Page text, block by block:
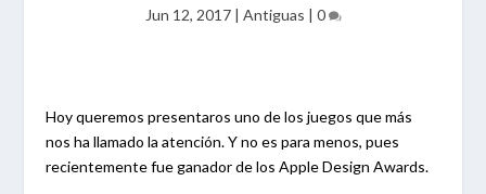
Jun 12, 2017| Antiguas | 0
Hoy queremos presentaros uno de los juegos que más
nos ha llamado la atención. Y no es para menos, pues
recientemente fue ganador de los Apple Design Awards.